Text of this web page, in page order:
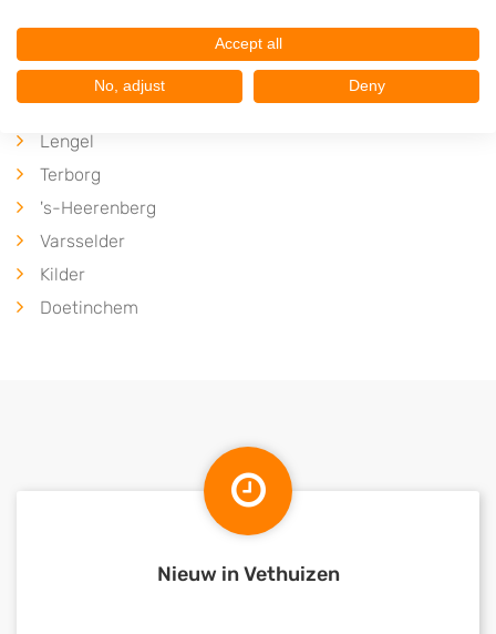
Zeddam
Gaanderen
Lengel
Terborg
's-Heerenberg
Varsselder
Kilder
Doetinchem
Nieuw in Vethuizen
Accept all
No, adjust Deny